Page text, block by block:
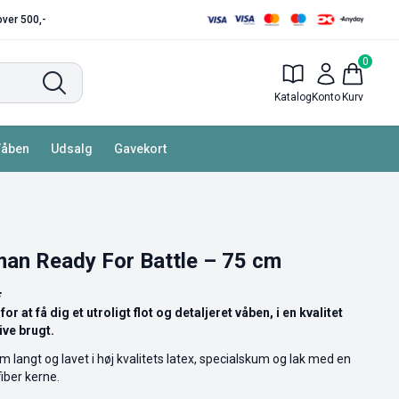
500,-
Katalog Konto
0
Kurv
Udsalg Gavekort
Ready For Battle – 75 cm
at få dig et utroligt flot og detaljeret våben, i en kvalitet
brugt.
langt og lavet i høj kvalitets latex, specialskum og lak med en
kerne.